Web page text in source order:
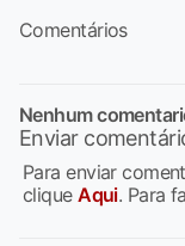
Comentários
Nenhum
Enviar
Para enviar
cliqueAqui. Para